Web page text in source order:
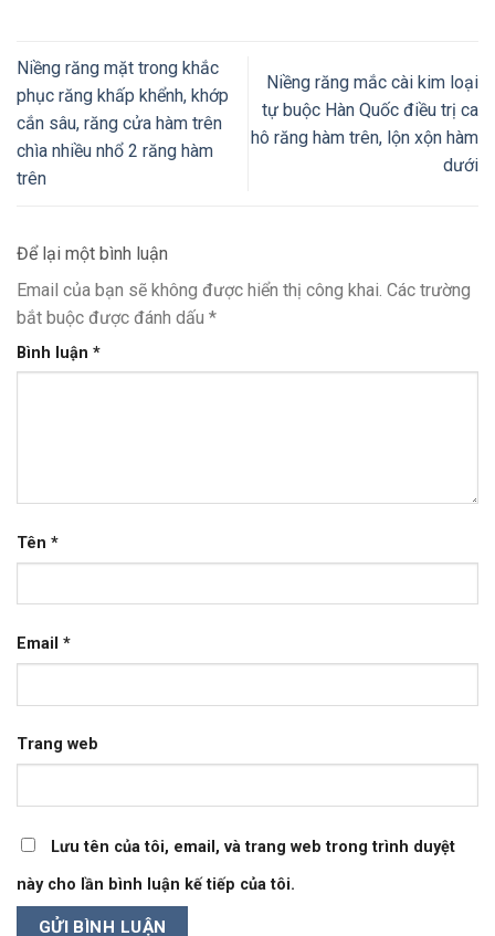
Niềng răng mặt trong khắc
phục răng khấp khểnh, khớp
cắn sâu, răng cửa hàm trên
chìa nhiều nhổ 2 răng hàm
trên
Niềng răng mắc cài kim loại
tự buộc Hàn Quốc điều trị ca
hô răng hàm trên, lộn xộn hàm
dưới
Để lại một bình luận
Email của bạn sẽ không được hiển thị công khai. Các trường
bắt buộc được đánh dấu *
Bình luận *
Tên *
Email *
Trang web
Lưu tên của tôi, email, và trang web trong trình duyệt
này cho lần bình luận kế tiếp của tôi.